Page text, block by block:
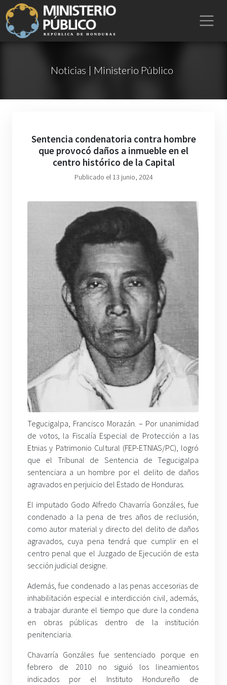
Noticias | Ministerio Público
Sentencia condenatoria contra hombre
que provocó daños a inmueble en el
centro histórico de la Capital
Publicado el 13 junio, 2024
Tegucigalpa, Francisco Morazán. – Por unanimidad
de votos, la Fiscalía Especial de Protección a las
Etnias y Patrimonio Cultural (FEP-ETNIAS/PC), logró
que el Tribunal de Sentencia de Tegucigalpa
sentenciara a un hombre por el delito de daños
agravados en perjuicio del Estado de Honduras.
El imputado Godo Alfredo Chavarría Gonzáles, fue
condenado a la pena de tres años de reclusión,
como autor material y directo del delito de daños
agravados, cuya pena tendrá que cumplir en el
centro penal que el Juzgado de Ejecución de esta
sección judicial designe.
Además, fue condenado a las penas accesorias de
inhabilitación especial e interdicción civil, además,
a trabajar durante el tiempo que dure la condena
en obras públicas dentro de la institución
penitenciaria.
Chavarría Gonzáles fue sentenciado porque en
febrero de 2010 no siguió los lineamientos
indicados por el Instituto Hondureño de